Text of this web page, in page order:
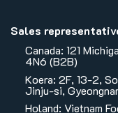
Sales
Canada: 121
4N6 (B2B)
Koera: 2F, 13-2,
Jinju-si,
Holand: Vietnam